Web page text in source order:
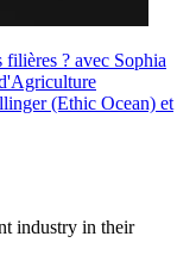
? avec Sophia
(Ethic Ocean) et
industry in their